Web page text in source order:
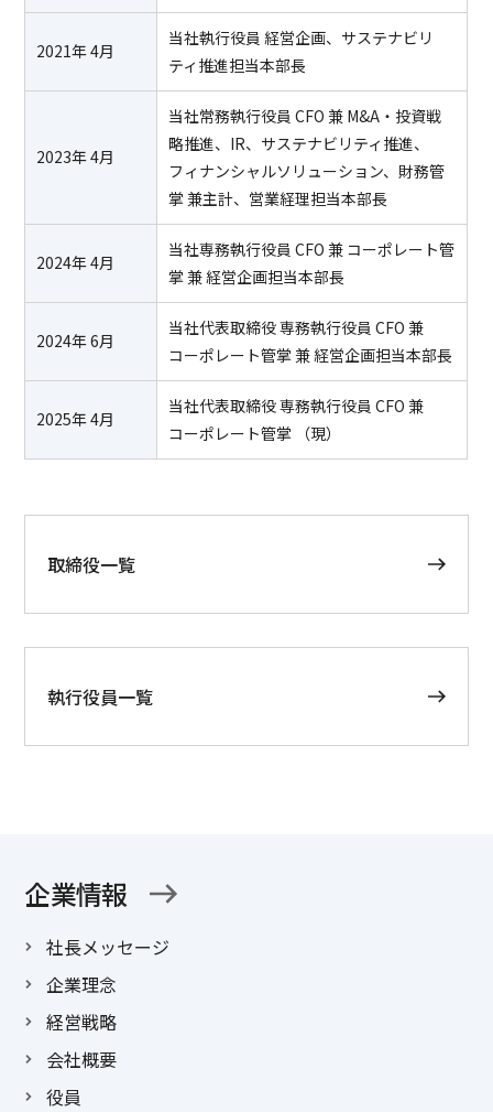
2021年 4月
当社執行役員 経営企画、サステナビリ
ティ推進担当本部長
2023年 4月
当社常務執行役員 CFO 兼 M&A・投資戦
略推進、IR、サステナビリティ推進、
フィナンシャルソリューション、財務管
掌 兼主計、営業経理担当本部長
2024年 4月
当社専務執行役員 CFO 兼 コーポレート管
掌 兼 経営企画担当本部長
2024年 6月
当社代表取締役 専務執行役員 CFO 兼
コーポレート管掌 兼 経営企画担当本部長
2025年 4月
当社代表取締役 専務執行役員 CFO 兼
コーポレート管掌 （現）
取締役一覧
執行役員一覧
企業情報
社長メッセージ
企業理念
経営戦略
会社概要
役員